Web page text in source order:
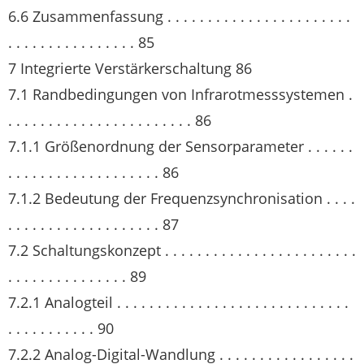
6.6 Zusammenfassung . . . . . . . . . . . . . . . . . . . . . . .
. . . . . . . . . . . . . . . . 85
7 Integrierte Verstärkerschaltung 86
7.1 Randbedingungen von Infrarotmesssystemen .
. . . . . . . . . . . . . . . . . . . . . . . 86
7.1.1 Größenordnung der Sensorparameter . . . . . .
. . . . . . . . . . . . . . . . . . . 86
7.1.2 Bedeutung der Frequenzsynchronisation . . . .
. . . . . . . . . . . . . . . . . . . 87
7.2 Schaltungskonzept . . . . . . . . . . . . . . . . . . . . . . . .
. . . . . . . . . . . . . . . 89
7.2.1 Analogteil . . . . . . . . . . . . . . . . . . . . . . . . . . . . .
. . . . . . . . . . . 90
7.2.2 Analog-Digital-Wandlung . . . . . . . . . . . . . . . . .